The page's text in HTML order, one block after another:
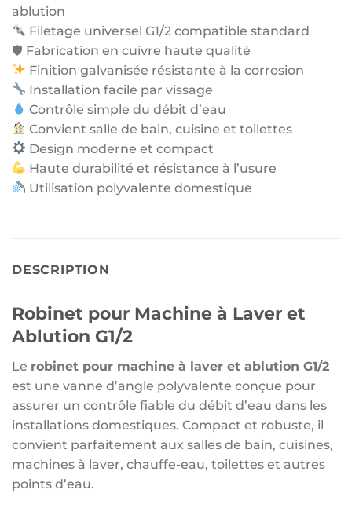
ablution
Filetage universel G1/2 compatible standard
🛡 Fabrication en cuivre haute qualité
Finition galvanisée résistante à la corrosion
Installation facile par vissage
Contrôle simple du débit d’eau
Convient salle de bain, cuisine et toilettes
Design moderne et compact
Haute durabilité et résistance à l’usure
Utilisation polyvalente domestique
DESCRIPTION
Robinet pour Machine à Laver et
Ablution G1/2
Le robinet pour machine à laver et ablution G1/2
est une vanne d’angle polyvalente conçue pour
assurer un contrôle fiable du débit d’eau dans les
installations domestiques. Compact et robuste, il
convient parfaitement aux salles de bain, cuisines,
machines à laver, chauffe-eau, toilettes et autres
points d’eau.